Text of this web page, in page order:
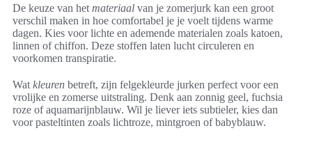
De keuze van het materiaal van je zomerjurk kan een groot
verschil maken in hoe comfortabel je je voelt tijdens warme
dagen. Kies voor lichte en ademende materialen zoals katoen,
linnen of chiffon. Deze stoffen laten lucht circuleren en
voorkomen transpiratie.
Wat kleuren betreft, zijn felgekleurde jurken perfect voor een
vrolijke en zomerse uitstraling. Denk aan zonnig geel, fuchsia
roze of aquamarijnblauw. Wil je liever iets subtieler, kies dan
voor pasteltinten zoals lichtroze, mintgroen of babyblauw.